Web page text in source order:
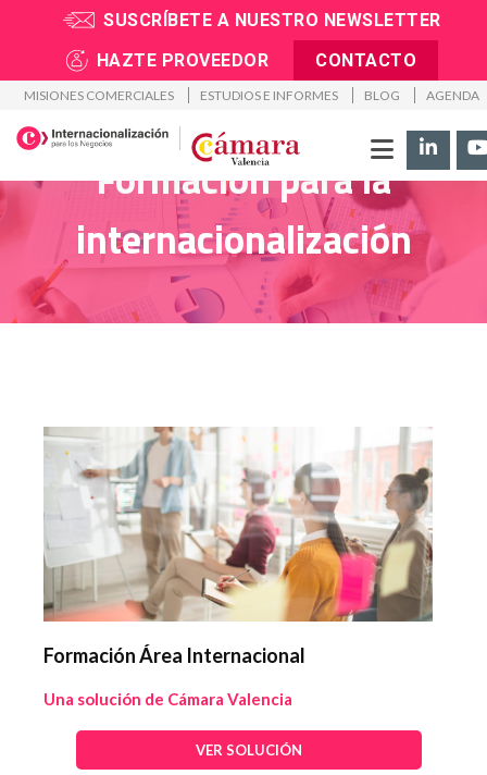
SUSCRÍBETE A NUESTRO NEWSLETTER
HAZTE PROVEEDOR
CONTACTO
MISIONES COMERCIALES ESTUDIOS E INFORMES BLOG AGENDA
Soluciones>Formación para la internacionalización
Formación para la
internacionalización
Formación Área Internacional
Una solución de Cámara Valencia
VER SOLUCIÓN